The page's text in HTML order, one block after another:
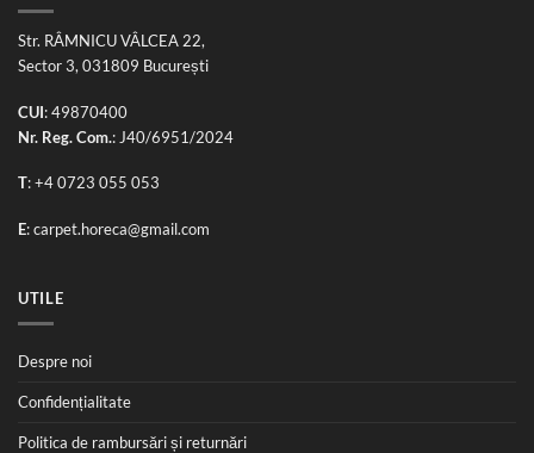
Str. RÂMNICU VÂLCEA 22,
Sector 3, 031809 București
CUI: 49870400
Nr. Reg. Com.: J40/6951/2024
T:+4 0723 055 053
E:carpet.horeca@gmail.com
UTILE
Despre noi
Confidențialitate
Politica de rambursări și returnări